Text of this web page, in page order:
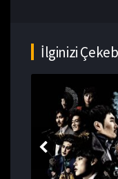
İlginizi